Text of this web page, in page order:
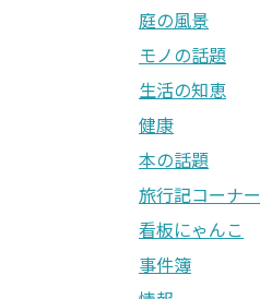
庭の風景
モノの話題
生活の知恵
健康
本の話題
旅行記コーナー
看板にゃんこ
事件簿